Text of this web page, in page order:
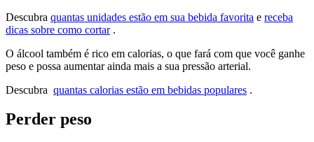
Descubra quantas unidades estão em sua bebida favorita e receba
dicas sobre como cortar.
O álcool também é rico em calorias, o que fará com que você ganhe
peso e possa aumentar ainda mais a sua pressão arterial.
Descubra quantas calorias estão em bebidas populares .
Perder peso